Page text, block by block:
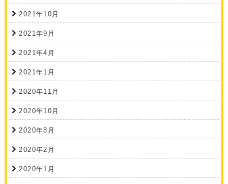
2021年10月
2021年9月
2021年4月
2021年1月
2020年11月
2020年10月
2020年8月
2020年2月
2020年1月